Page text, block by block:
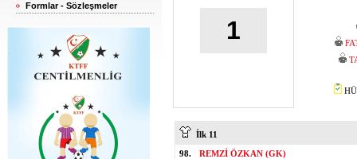
Formlar - Sözleşmeler
1
İlk 11
98.
REMZİ ÖZKAN (GK)